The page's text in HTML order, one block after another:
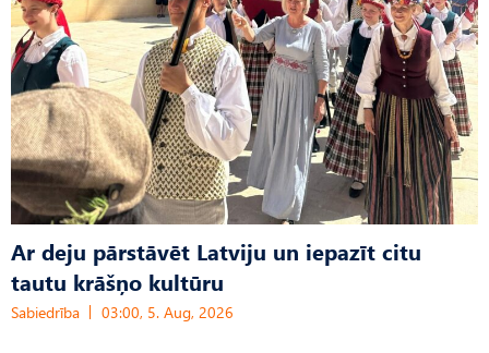
Ar deju pārstāvēt Latviju un iepazīt citu
tautu krāšņo kultūru
Sabiedrība 03:00, 5. Aug, 2026